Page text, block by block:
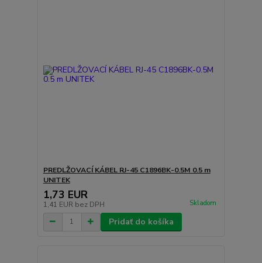
PREDLŽOVACÍ KÁBEL RJ-45 C1896BK-0.5M 0.5 m
UNITEK
1,73 EUR
1,41 EUR bez DPH Skladom
Pridať do košíka